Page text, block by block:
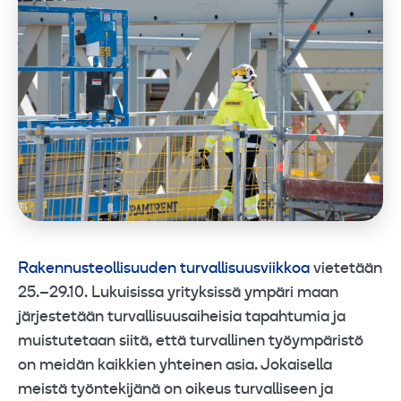
Rakennusteollisuuden turvallisuusviikkoa vietetään
25.–29.10. Lukuisissa yrityksissä ympäri maan
järjestetään turvallisuusaiheisia tapahtumia ja
muistutetaan siitä, että turvallinen työympäristö
on meidän kaikkien yhteinen asia. Jokaisella
meistä työntekijänä on oikeus turvalliseen ja